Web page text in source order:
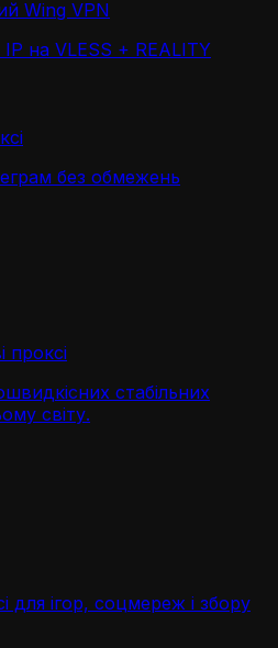
Wing VPN
IP на VLESS + REALITY
без обмежень
проксі
стабільних
світу.
для ігор, соцмереж і збору